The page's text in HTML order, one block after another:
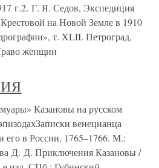
г.2. Г. Я. Седов, Экспедиция
на Новой Земле в 1910
т. XLII. Петроград,
женщин
Казановы на русском
венецианца
его в России, 1765–1766. М.:
Д. Д. Приключения Казановы /